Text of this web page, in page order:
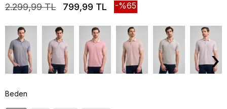
2.299,99 TL 799,99 TL 65
›
Beden